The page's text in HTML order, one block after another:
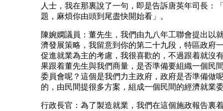
人士，我在那裏說了一句，即是告訴唐英年司長：
題，麻煩你由頭到尾盡快開始看」。
陳婉嫻議員：董先生，我們由九八年工聯會提出以
濟發展策略，我留意到你的第二十九段，特區政府
促進就業為主的考慮，我很喜歡的，不過跟着就沒
果跟着董先生與我們商量，是否準備要組織一個民
委員會呢？這個是我們力主政府，政府是否準備做
的，由民間提很多方案，組成一個民間的經濟就業
行政長官：為了製造就業，我們在這個施政報告裏